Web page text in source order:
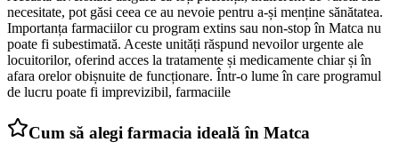
necesitate, pot găsi ceea ce au nevoie pentru a-și menține sănătatea.
Importanța farmaciilor cu program extins sau non-stop în Matca nu
poate fi subestimată. Aceste unități răspund nevoilor urgente ale
locuitorilor, oferind acces la tratamente și medicamente chiar și în
afara orelor obișnuite de funcționare. Într-o lume în care programul
de lucru poate fi imprevizibil, farmaciile
Cum să alegi farmacia ideală în Matca